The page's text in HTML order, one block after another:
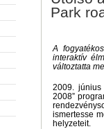
Park
A
interaktív
változtatta
2009. június
2008”
ismertesse
helyzeteit.